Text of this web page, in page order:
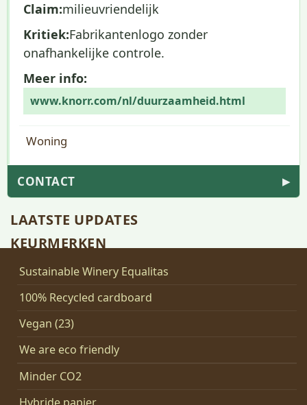
Claim:milieuvriendelijk
Kritiek:Fabrikantenlogo zonder
onafhankelijke controle.
Meer info:
www.knorr.com/nl/duurzaamheid.html
Woning
CONTACT ▶
LAATSTE UPDATES
KEURMERKEN
Sustainable Winery Equalitas
100% Recycled cardboard
Vegan (23)
We are eco friendly
Minder CO2